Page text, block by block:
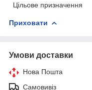
Цільове призначення
Приховати
Умови доставки
Нова Пошта
Самовивіз